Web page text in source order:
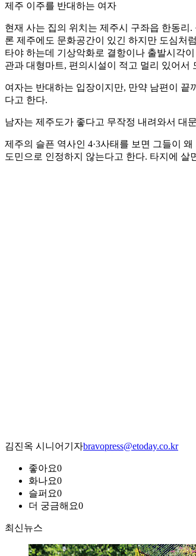
제주 이주를 반대하는 여자
현재 사는 집의 위치는 제주시 구좌읍 한동리
론 제주에도 문화공간이 있긴 하지만 도심처
타야 하는데 기상악화로 결항이나 출발시각
관과 대형마트, 편의시설이 적고 멀리 있어서
여자는 반대하는 입장이지만, 만약 남편이
다고 한다.
남자는 제주도가 좋다고 무작정 내려와서 대
제주의 슬픈 역사인 4·3사태를 보면 그들이
도민으로 인정하지 않는다고 한다. 타지에
김진옥 시니어기자bravopress@etoday.co.kr
좋아요0
화나요0
슬퍼요0
더 궁금해요0
최신뉴스